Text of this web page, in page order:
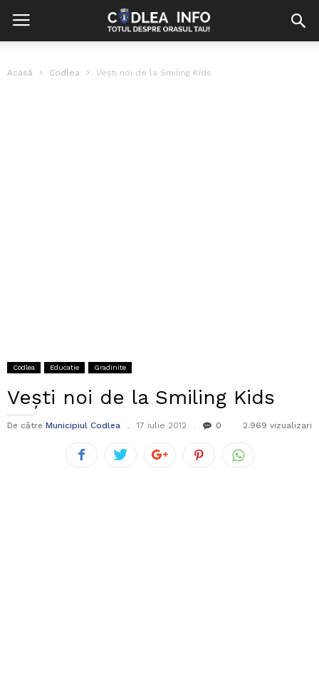
Acasă Codlea Vești noi de la Smiling Kids
Codlea Educatie Gradinite
Vești noi de la Smiling Kids
De către Municipiul Codlea 17 iulie 2012 0 2.969 vizualizari